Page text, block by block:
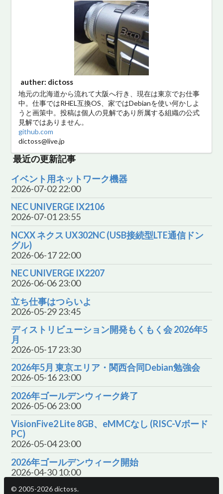
auther: dictoss
地元の北海道から流れて大阪へ行き、現在は東京でお仕事
中。仕事ではRHEL互換OS、家ではDebianを使い何かしよ
うと画策中。投稿は個人の見解であり所属する組織の公式
見解ではありません。
github.com
dictoss@live.jp
最近の更新記事
イベント用ネットワーク機器
2026-07-02 22:00
NEC UNIVERGE IX2106
2026-07-01 23:55
NCXX ネクス UX302NC (USB接続型LTE通信ドン
グル)
2026-06-17 22:00
NEC UNIVERGE IX2207
2026-06-06 23:00
立ち仕事はつらいよ
2026-05-29 23:45
ディストリビューション開発もくもく会 2026年5
月
2026-05-17 23:30
2026年5月 東京エリア・関西合同Debian勉強会
2026-05-16 23:00
2026年ゴールデンウィーク終了
2026-05-06 23:00
VisionFive2 Lite 8GB、eMMCなし (RISC-Vボード
PC)
2026-05-04 23:00
2026年ゴールデンウィーク開始
2026-04-30 10:00
© 2005-2026 dictoss.